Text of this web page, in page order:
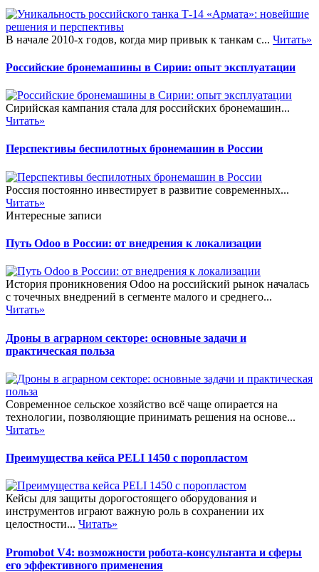
В начале 2010-х годов, когда мир привык к танкам с... Читать»
Российские бронемашины в Сирии: опыт эксплуатации
Сирийская кампания стала для российских бронемашин...
Читать»
Перспективы беспилотных бронемашин в России
Россия постоянно инвестирует в развитие современных...
Читать»
Интересные записи
Путь Odoo в России: от внедрения к локализации
История проникновения Odoo на российский рынок началась
с точечных внедрений в сегменте малого и среднего...
Читать»
Дроны в аграрном секторе: основные задачи и
практическая польза
Современное сельское хозяйство всё чаще опирается на
технологии, позволяющие принимать решения на основе...
Читать»
Преимущества кейса PELI 1450 с поропластом
Кейсы для защиты дорогостоящего оборудования и
инструментов играют важную роль в сохранении их
целостности... Читать»
Promobot V4: возможности робота-консультанта и сферы
его эффективного применения